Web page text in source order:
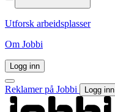
Utforsk arbeidsplasser
Om Jobbi
Logg inn
Reklamer på Jobbi Logg inn